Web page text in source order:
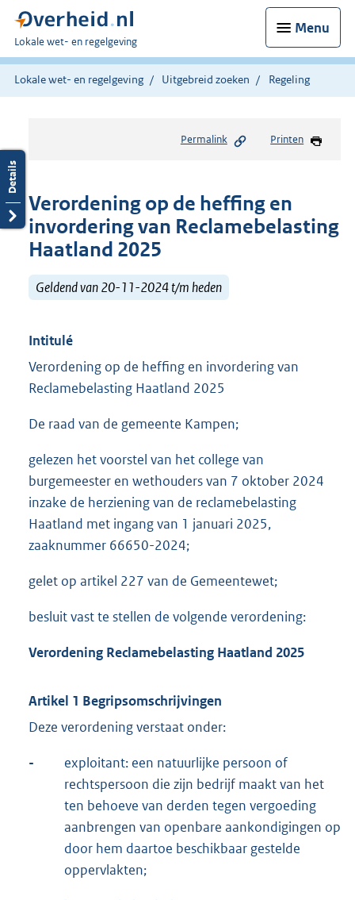
Menu
U
bent
hier:
Lokale wet- en regelgeving
Lokale wet- en regelgeving Uitgebreid zoeken Regeling
Permalink Printen
Verordening op de heffing en
invordering van Reclamebelasting
Haatland 2025
Geldend van 20-11-2024 t/m heden
Intitulé
Verordening op de heffing en invordering van
Reclamebelasting Haatland 2025
De raad van de gemeente Kampen;
gelezen het voorstel van het college van
burgemeester en wethouders van 7 oktober 2024
inzake de herziening van de reclamebelasting
Haatland met ingang van 1 januari 2025,
zaaknummer 66650-2024;
gelet op artikel 227 van de Gemeentewet;
besluit vast te stellen de volgende verordening:
Verordening Reclamebelasting Haatland 2025
Artikel 1 Begripsomschrijvingen
Deze verordening verstaat onder:
-
exploitant: een natuurlijke persoon of
rechtspersoon die zijn bedrijf maakt van het
ten behoeve van derden tegen vergoeding
aanbrengen van openbare aankondigingen op
door hem daartoe beschikbaar gestelde
oppervlakten;